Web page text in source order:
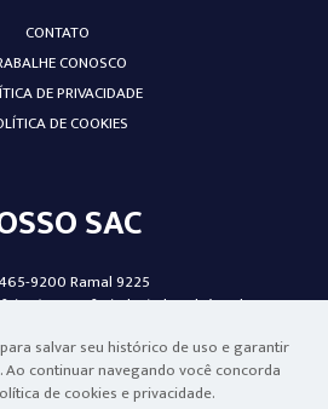
CONTATO
CONOSCO
DE PRIVACIDADE
DE COOKIES
SAC
9200 Ramal 9225
(exceto feriados), das 8h às 17h.
salvar seu histórico de uso e garantir
continuar navegando você concorda
de cookies e privacidade.